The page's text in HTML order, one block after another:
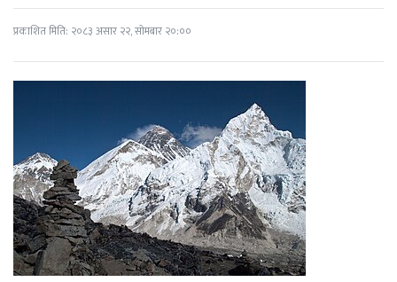
प्रकाशित मिति: २०८३ असार २२, सोमबार २०:००